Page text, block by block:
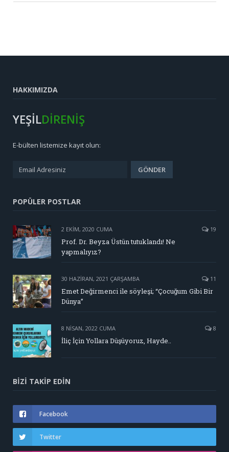
HAKKIMIZDA
YEŞİLDİRENİŞ
E-bülten listemize kayıt olun:
POPÜLER POSTLAR
2 EKIM, 2020 CUMA 19
Prof. Dr. Beyza Üstün tutuklandı! Ne
yapmalıyız?
30 HAZIRAN, 2021 ÇARŞAMBA 11
Emet Değirmenci ile söyleşi; “Çocuğum Gibi Bir
Dünya”
8 NISAN, 2022 CUMA 8
İliç İçin Yollara Düşüyoruz, Hayde..
BIZI TAKIP EDIN
Facebook
Twitter